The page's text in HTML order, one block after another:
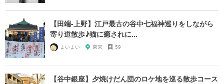
【田端-上野】江戸最古の谷中七福神巡りをしながら
寄り道散歩♪猫に癒されに...
まいまい 東京 59
【谷中銀座】夕焼けだん団のロケ地を巡る散歩コース